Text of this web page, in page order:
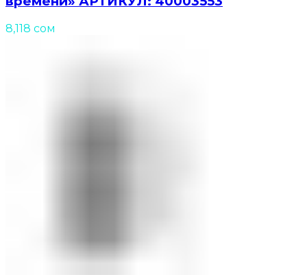
8,118 сом